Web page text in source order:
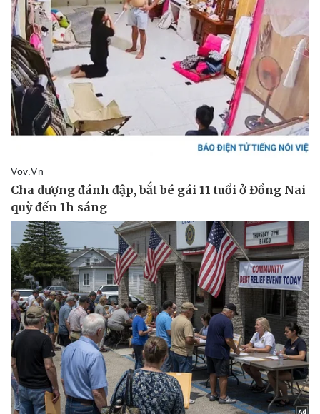
Doanh nghiệp
Thông tin doanh nghiệp
Doanh nghiệp 24h
Doanh nhân
Vì cộng đồng
Công nghệ
Sành điệu
Tin Công nghệ
Trải nghiệm
Chuyển đổi số